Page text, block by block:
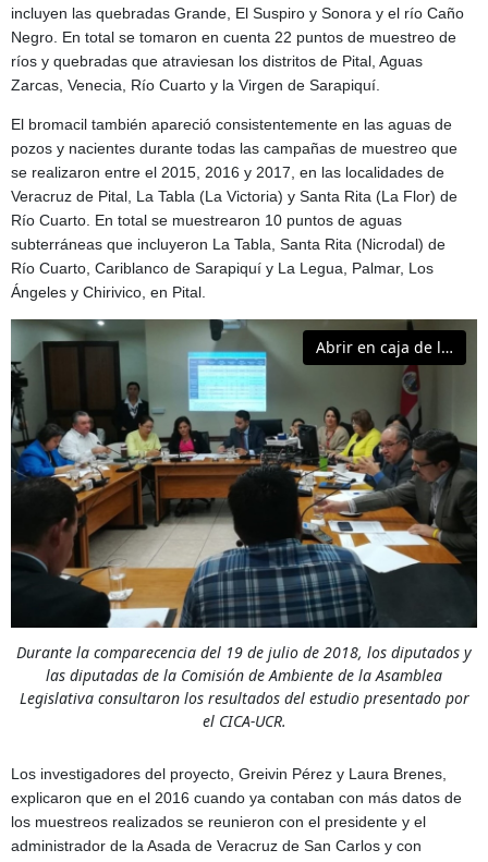
incluyen las quebradas Grande, El Suspiro y Sonora y el río Caño
Negro. En total se tomaron en cuenta 22 puntos de muestreo de
ríos y quebradas que atraviesan los distritos de Pital, Aguas
Zarcas, Venecia, Río Cuarto y la Virgen de Sarapiquí.
El bromacil también apareció consistentemente en las aguas de
pozos y nacientes durante todas las campañas de muestreo que
se realizaron entre el 2015, 2016 y 2017, en las localidades de
Veracruz de Pital, La Tabla (La Victoria) y Santa Rita (La Flor) de
Río Cuarto. En total se muestrearon 10 puntos de aguas
subterráneas que incluyeron La Tabla, Santa Rita (Nicrodal) de
Río Cuarto, Cariblanco de Sarapiquí y La Legua, Palmar, Los
Ángeles y Chirivico, en Pital.
Abrir en caja de luz
Durante la comparecencia del 19 de julio de 2018, los diputados y
las diputadas de la Comisión de Ambiente de la Asamblea
Legislativa consultaron los resultados del estudio presentado por
el CICA-UCR.
Los investigadores del proyecto, Greivin Pérez y Laura Brenes,
explicaron que en el 2016 cuando ya contaban con más datos de
los muestreos realizados se reunieron con el presidente y el
administrador de la Asada de Veracruz de San Carlos y con